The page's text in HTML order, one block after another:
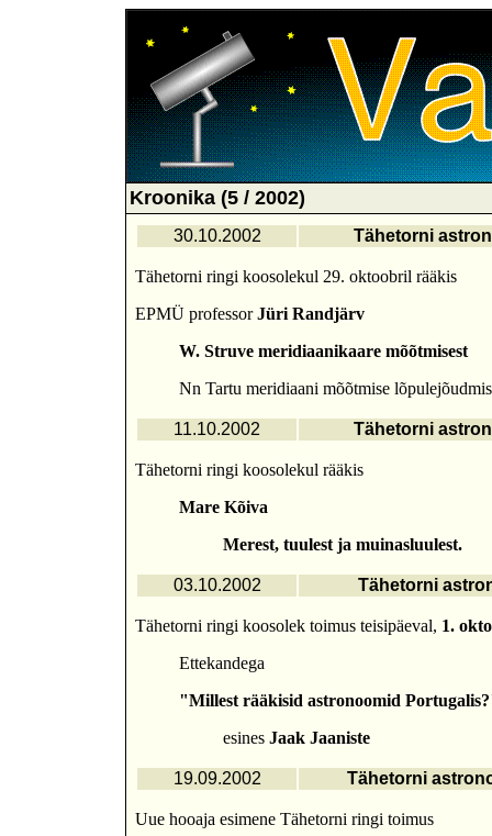
Kroonika (5 / 2002)
30.10.2002 Tähetorni
Tähetorni ringi koosolekul 29. oktoobril rääkis
EPMÜ professorJüri Randjärv
W. Struve meridiaanikaare mõõtmisest
Nn Tartu meridiaani mõõtmise
11.10.2002 Tähetorni
Tähetorni ringi koosolekul rääkis
Mare Kõiva
Merest, tuulest ja muinasluulest.
03.10.2002 Tähetorni
Tähetorni ringi koosolek toimus teisipäeval, 1.
Ettekandega
"Millest rääkisid astronoomid
esines Jaak Jaaniste
19.09.2002 Tähetorni
Uue hooaja esimene Tähetorni ringi toimus